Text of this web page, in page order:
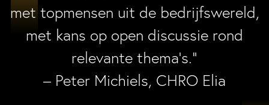
met topmensen uit de bedrijfswereld,
met kans op open discussie rond
relevante thema’s.”
– Peter Michiels, CHRO Elia